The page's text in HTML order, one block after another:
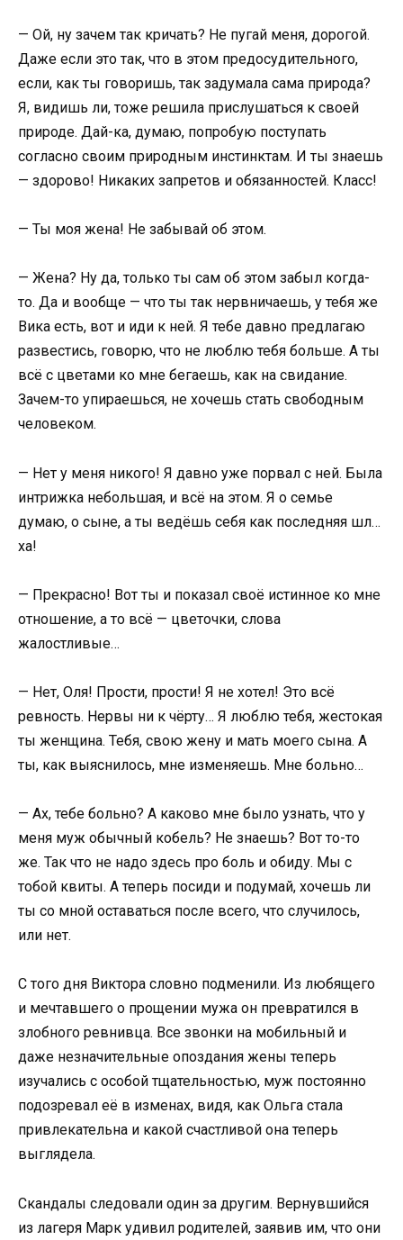
— Ой, ну зачем так кричать? Не пугай меня, дорогой.
Даже если это так, что в этом предосудительного,
если, как ты говоришь, так задумала сама природа?
Я, видишь ли, тоже решила прислушаться к своей
природе. Дай-ка, думаю, попробую поступать
согласно своим природным инстинктам. И ты знаешь
— здорово! Никаких запретов и обязанностей. Класс!
— Ты моя жена! Не забывай об этом.
— Жена? Ну да, только ты сам об этом забыл когда-
то. Да и вообще — что ты так нервничаешь, у тебя же
Вика есть, вот и иди к ней. Я тебе давно предлагаю
развестись, говорю, что не люблю тебя больше. А ты
всё с цветами ко мне бегаешь, как на свидание.
Зачем-то упираешься, не хочешь стать свободным
человеком.
— Нет у меня никого! Я давно уже порвал с ней. Была
интрижка небольшая, и всё на этом. Я о семье
думаю, о сыне, а ты ведёшь себя как последняя шл…
ха!
— Прекрасно! Вот ты и показал своё истинное ко мне
отношение, а то всё — цветочки, слова
жалостливые…
— Нет, Оля! Прости, прости! Я не хотел! Это всё
ревность. Нервы ни к чёрту… Я люблю тебя, жестокая
ты женщина. Тебя, свою жену и мать моего сына. А
ты, как выяснилось, мне изменяешь. Мне больно…
— Ах, тебе больно? А каково мне было узнать, что у
меня муж обычный кобель? Не знаешь? Вот то-то
же. Так что не надо здесь про боль и обиду. Мы с
тобой квиты. А теперь посиди и подумай, хочешь ли
ты со мной оставаться после всего, что случилось,
или нет.
С того дня Виктора словно подменили. Из любящего
и мечтавшего о прощении мужа он превратился в
злобного ревнивца. Все звонки на мобильный и
даже незначительные опоздания жены теперь
изучались с особой тщательностью, муж постоянно
подозревал её в изменах, видя, как Ольга стала
привлекательна и какой счастливой она теперь
выглядела.
Скандалы следовали один за другим. Вернувшийся
из лагеря Марк удивил родителей, заявив им, что они